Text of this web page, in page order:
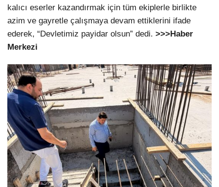
kalıcı eserler kazandırmak için tüm ekiplerle birlikte
azim ve gayretle çalışmaya devam ettiklerini ifade
ederek, “Devletimiz payidar olsun” dedi. >>>Haber
Merkezi